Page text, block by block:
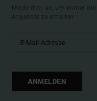
Melde dich an, um immer
Angebote zu erhalten.
ANMELDEN